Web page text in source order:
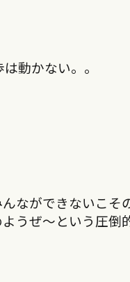
動かない。。
なができないこそ
うぜ〜という圧倒